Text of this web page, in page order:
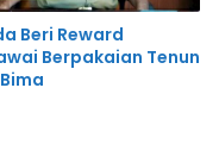
Beri Reward
Berpakaian Tenun